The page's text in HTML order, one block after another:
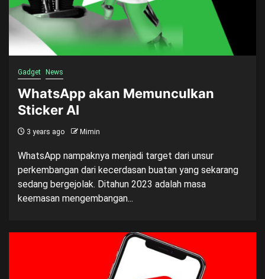
Gadget News
WhatsApp akan Memunculkan
Sticker AI
3 years ago Mimin
WhatsApp nampaknya menjadi target dari unsur
perkembangan dari kecerdasan buatan yang sekarang
sedang bergejolak. Ditahun 2023 adalah masa
keemasan mengembangan...